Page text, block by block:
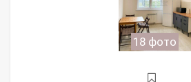
18 фото